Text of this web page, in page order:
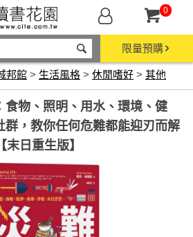
0
限量預購
邦館 > 生活風格 > 休閒嗜好 > 其他
食物、照明、用水、環境、健
群，教你任何危難都能迎刃而解
日重生版】